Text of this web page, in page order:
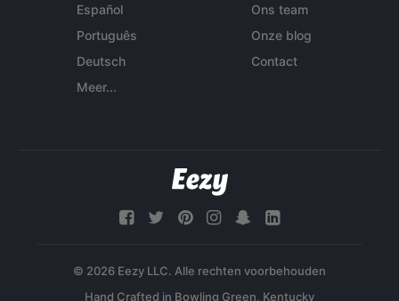
Español
Português
Deutsch
Meer...
Ons team
Onze blog
Contact
© 2026 Eezy LLC. Alle rechten voorbehouden